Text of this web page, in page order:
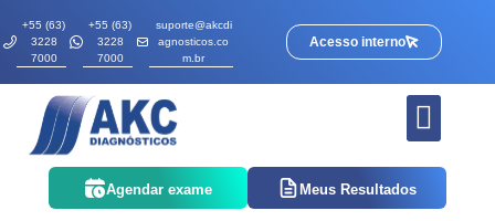
+55 (63)
3228
7000
+55 (63)
3228
7000
suporte@akcdi
agnosticos.co
m.br
Acesso interno
Agendar exame Meus Resultados